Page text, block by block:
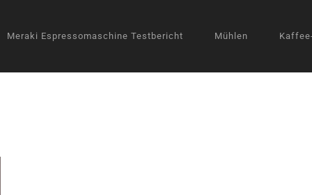
Meraki Espressomaschine Testbericht Mühlen